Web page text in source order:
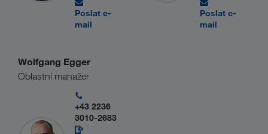
Poslat e-
mail
Poslat e-
mail
Wolfgang Egger
Oblastní manažer
+43 2236
3010-2683